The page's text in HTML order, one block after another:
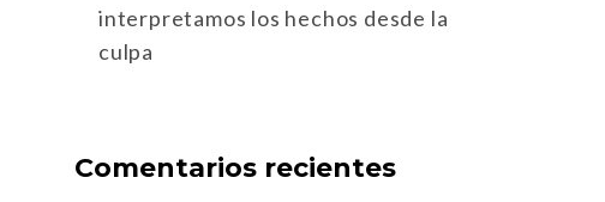
interpretamos los hechos desde la
culpa
Comentarios recientes